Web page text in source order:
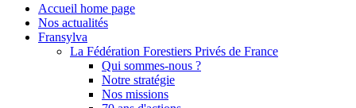
Accueil home page
Nos actualités
Fransylva
La Fédération Forestiers Privés de France
Qui sommes-nous ?
Notre stratégie
Nos missions